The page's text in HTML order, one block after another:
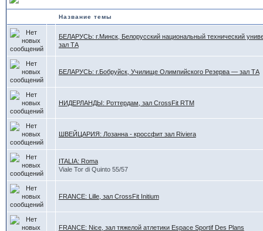
Название темы
БЕЛАРУСЬ: г.Минск, Белорусский национальный технический
зал ТА
БЕЛАРУСЬ: г.Бобруйск, Училище Олимпийского Резерва — зал ТА
НИДЕРЛАНДЫ: Роттердам, зал CrossFit RTM
ШВЕЙЦАРИЯ: Лозанна - кроссфит зал Riviera
ITALIA: Roma
Viale Tor di Quinto 55/57
FRANCE: Lille, зал CrossFit Initium
FRANCE: Nice, зал тяжелой атлетики Espace Sportif Des Plans